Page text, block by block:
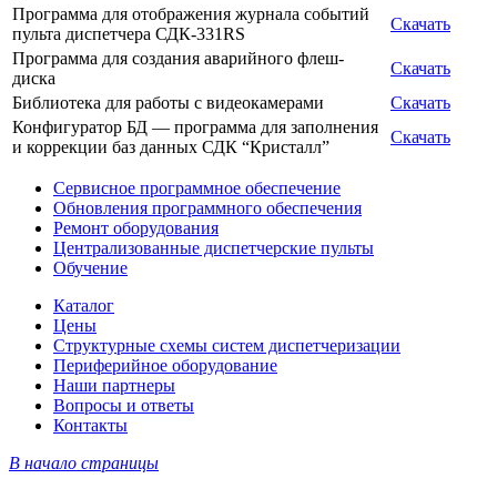
Программа для отображения журнала событий
пульта диспетчера СДК-331RS
Скачать
Программа для создания аварийного флеш-
диска
Скачать
Библиотека для работы с видеокамерами
Скачать
Конфигуратор БД — программа для заполнения
и коррекции баз данных СДК “Кристалл”
Скачать
Сервисное программное обеспечение
Обновления программного обеспечения
Ремонт оборудования
Централизованные диспетчерские пульты
Обучение
Каталог
Цены
Структурные схемы систем диспетчеризации
Периферийное оборудование
Наши партнеры
Вопросы и ответы
Контакты
В начало страницы